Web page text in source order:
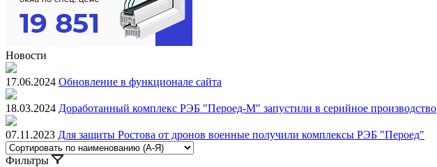
Новости
17.06.2024 Обновление в функционале сайта
18.03.2024 Доработанный комплекс РЭБ "Пероед-М" запустили в серийное производство
07.11.2023 Для защиты Ростова от дронов военные получили комплексы РЭБ "Пероед"
Фильтры